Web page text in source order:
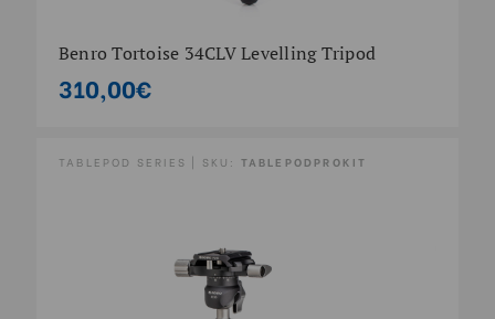
Benro Tortoise 34CLV Levelling Tripod
310,00€
TABLEPOD SERIES | SKU: TABLEPODPROKIT